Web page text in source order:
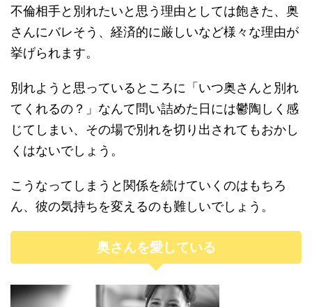
不倫相手と別れたいと思う理由としては飽きた、奥
さんにバレそう、経済的に厳しいなど様々な理由が
挙げられます。
別れようと思っているところに「いつ奥さんと別れ
てくれるの？」なんて問い詰めた日には鬱陶しく感
じてしまい、その場で別れを切り出されてもおかし
くはないでしょう。
こうなってしまうと関係を続けていくのはもちろ
ん、彼の気持ちを変えるのも難しいでしょう。
奥さんを愛している